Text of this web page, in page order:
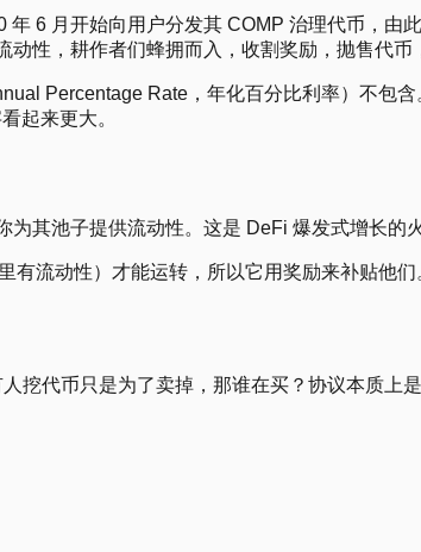
年 6 月开始向用户分发其 COMP 治理代币，由
性，耕作者们蜂拥而入，收割奖励，抛售代币
Percentage Rate，年化百分比利率）不包
起来更大。
其池子提供流动性。这是 DeFi 爆发式增长的火
流动性）才能运转，所以它用奖励来补贴他
币只是为了卖掉，那谁在买？协议本质上是